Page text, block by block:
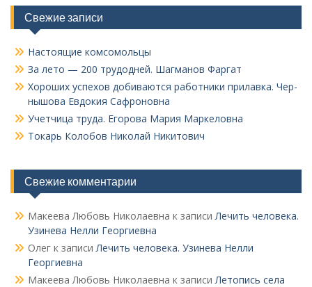
Свежие записи
Настоящие комсомольцы
За лето — 200 трудодней. Шагманов Фаргат
Хороших успехов добиваются работники прилавка. Чер­
нышова Евдокия Сафроновна
Учетчица труда. Его­рова Мария Маркеловна
Токарь Колобов Ни­колай Никитович
Свежие комментарии
Макеева Любовь Николаевна к записиЛечить человека.
Узинева Нелли Георгиевна
Олег к записиЛечить человека. Узинева Нелли
Георгиевна
Макеева Любовь Николаевна к записиЛетопись села